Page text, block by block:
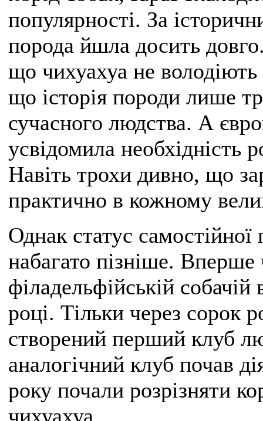
популярності. За
порода йшла досить
що чихуахуа не
що історія породи лише
сучасного людства. А
усвідомила необхідність
Навіть трохи дивно, що
практично в кожному
Однак статус
набагато пізніше.
філадельфійській
році. Тільки через сорок
створений перший клуб
аналогічний клуб почав
року почали розрізняти
чихуахуа.